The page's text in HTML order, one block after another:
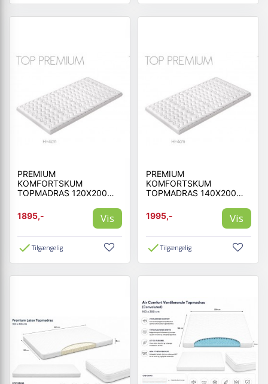
PREMIUM
KOMFORTSKUM
TOPMADRAS 120X200
1895,-
Vis
Tilgængelig
PREMIUM
KOMFORTSKUM
TOPMADRAS 140X200
1995,-
Vis
Tilgængelig